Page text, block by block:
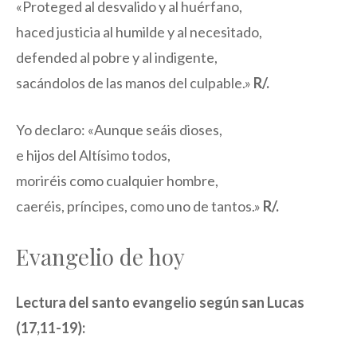
«Proteged al desvalido y al huérfano,
haced justicia al humilde y al necesitado,
defended al pobre y al indigente,
sacándolos de las manos del culpable.» R/.
Yo declaro: «Aunque seáis dioses,
e hijos del Altísimo todos,
moriréis como cualquier hombre,
caeréis, príncipes, como uno de tantos.» R/.
Evangelio de hoy
Lectura del santo evangelio según san Lucas
(17,11-19):